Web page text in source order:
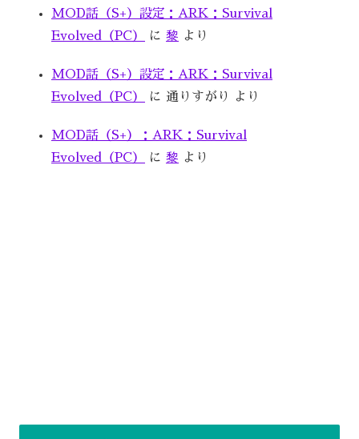
MOD話（S+）設定：ARK：Survival
Evolved（PC）
に 黎 より
MOD話（S+）設定：ARK：Survival
Evolved（PC）
に 通りすがり より
MOD話（S+）：ARK：Survival
Evolved（PC）
に 黎 より